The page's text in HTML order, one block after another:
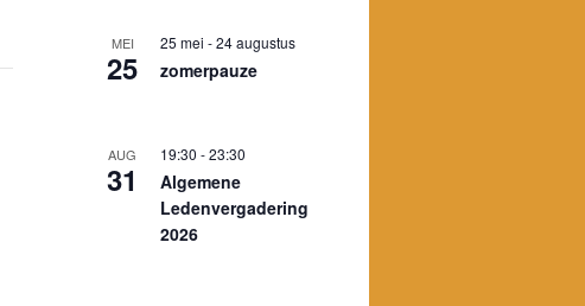
MEI
25
25 mei -24 augustus
zomerpauze
AUG
31
19:30 -23:30
Algemene
Ledenvergadering
2026